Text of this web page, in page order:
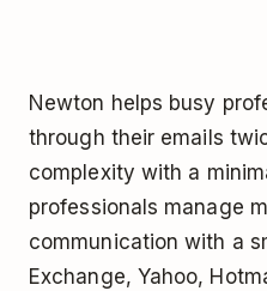
Newton helps busy
through their emails
complexity with a
professionals manage
communication with a
Exchange, Yahoo,